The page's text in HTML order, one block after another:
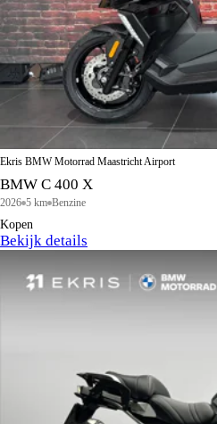
Ekris BMW Motorrad Maastricht Airport
BMW C 400 X
2026 5 km Benzine
Kopen
Bekijk details